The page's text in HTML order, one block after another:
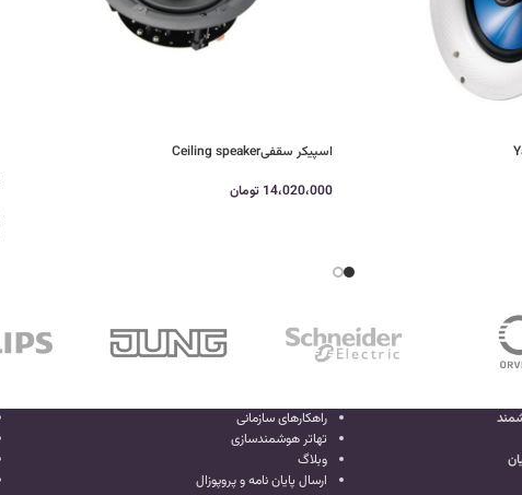
اسپیکر سقفیCeiling speaker
14،020،000 تومان
راهکارهای سازمانی
تهاتر هوشمندسازی
وبلاگ
ارسال پایان نامه و پروپوزال